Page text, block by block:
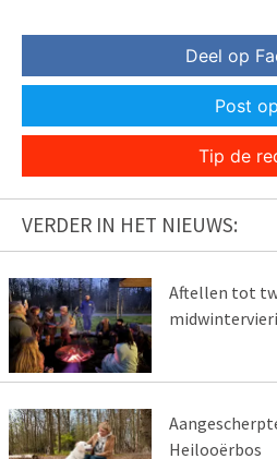
Deel op
Post
Tip de
VERDER IN HET NIEUWS:
Aftellen tot
Heilooërbos